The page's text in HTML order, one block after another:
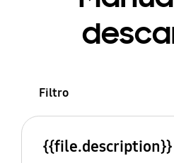
Filtro
{{file.description}}